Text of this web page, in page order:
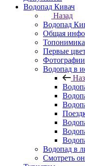
Водопад Кивач
Назад
Водопад
Общая
Топонимика
Первые
Водопад в
Водопад в
Смотреть